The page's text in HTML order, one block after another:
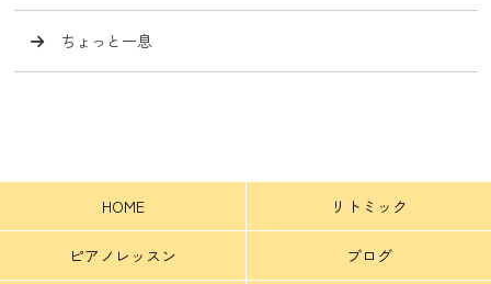
ちょっと一息
HOME リトミック
ピアノレッスン ブログ